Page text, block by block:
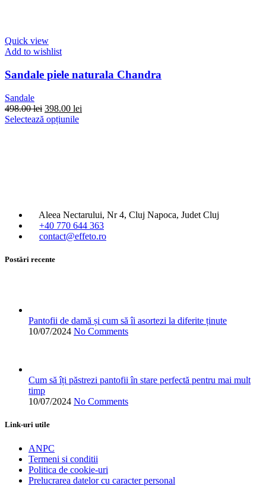
Quick view
Add to wishlist
Sandale piele naturala Chandra
Sandale
498.00lei Prețul
inițial
398.00 lei
Selectează opțiunileAcest
alese
în
pagina
Aleea Nectarului, Nr 4, Cluj Napoca, Judet Cluj
+40 770 644 363
contact@effeto.ro
Postări recente
Pantofii de damă și cum să îi asortezi la diferite ținute
10/07/2024 No Comments
Cum să îți păstrezi pantofii în stare perfectă pentru mai mult
timp
10/07/2024 No Comments
Link-uri utile
ANPC
Termeni si conditii
Politica de cookie-uri
Prelucrarea datelor cu caracter personal